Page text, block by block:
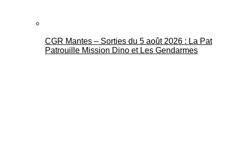
CGR Mantes – Sorties du 5 août 2026 : La Pat
Patrouille Mission Dino et Les Gendarmes